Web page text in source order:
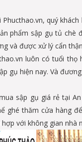
quý
phẩm sập gụ tủ
và được xử lý cẩn
luôn có tuổi
gụ hiện nay. Và
sập gụ giá rẻ tại
ghé thăm cửa hàng
với không gian nhà